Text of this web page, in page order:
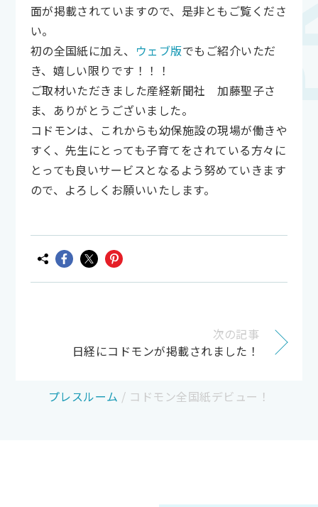
面が掲載されていますので、是非ともご覧くださ
い。
初の全国紙に加え、 ウェブ版でもご紹介いただ
き、嬉しい限りです！！！
ご取材いただきました産経新聞社 加藤聖子さ
ま、ありがとうございました。
コドモンは、これからも幼保施設の現場が働きや
すく、先生にとっても子育てをされている方々に
とっても良いサービスとなるよう努めていきます
ので、よろしくお願いいたします。
次の記事
日経にコドモンが掲載されました！
プレスルーム / コドモン全国紙デビュー！